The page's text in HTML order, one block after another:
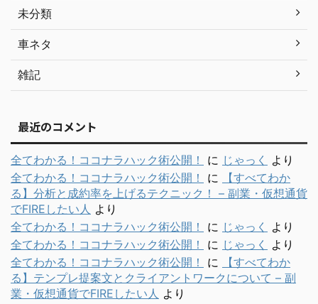
未分類
車ネタ
雑記
最近のコメント
全てわかる！ココナラハック術公開！ に じゃっく
より
全てわかる！ココナラハック術公開！
に
【すべてわか
る】分析と成約率を上げるテクニック！ – 副業・仮想通貨
でFIREしたい人 より
全てわかる！ココナラハック術公開！
に じゃっく
より
全てわかる！ココナラハック術公開！
に じゃっく
より
全てわかる！ココナラハック術公開！
に
【すべてわか
る】テンプレ提案文とクライアントワークについて – 副
業・仮想通貨でFIREしたい人 より